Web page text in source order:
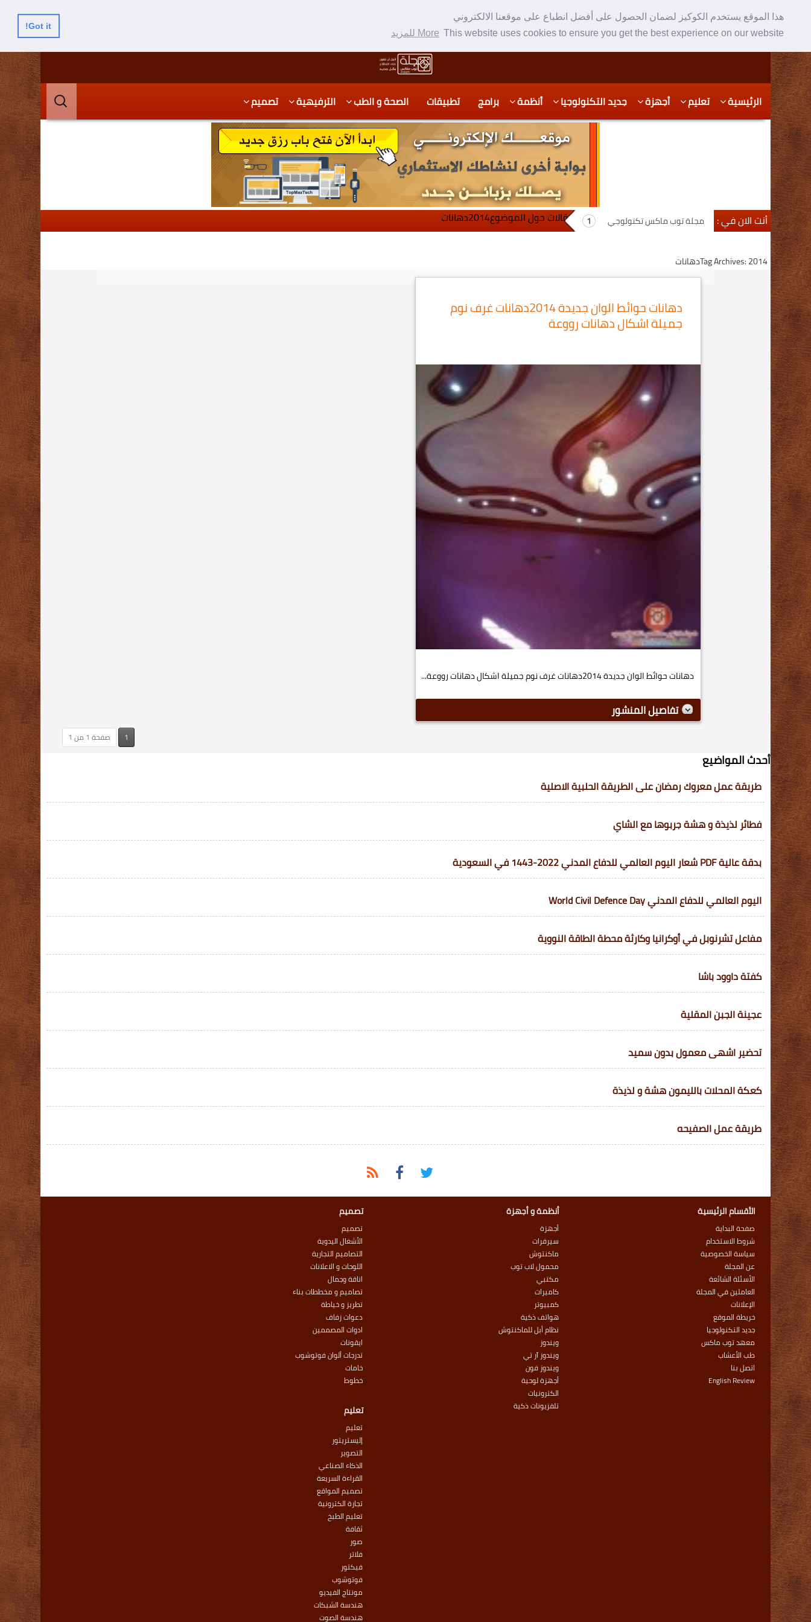
هذا الموقع يستخدم الكوكيز لضمان الحصول على أفضل انطباع على موقعنا الالكتروني
This website uses cookies to ensure you get the best experience on our website More للمزيد
Got it!
Skip
to
content
Skip
to
secondary
content
الرئيسية تعليم أجهزة جديد التكنولوجيا أنظمة برامج تطبيقات الصحة و الطب الترفيهية تصميم
البحث
عن:
أنت الان في : مجلة توب ماكس تكنولوجي مقالات حول الموضوع2014دهانات
Tag Archives: 2014دهانات
دهانات حوائط الوان جديدة 2014دهانات غرف نوم
جميلة اشكال دهانات رووعة
دهانات حوائط الوان جديدة 2014دهانات غرف نوم جميلة اشكال دهانات رووعة...
تفاصيل المنشور
صفحة 1 من 1 1
أحدث المواضيع
طريقة عمل معروك رمضان على الطريقة الحلبية الاصلية
فطائر لذيذة و هشة جربوها مع الشاي
بدقة عالية PDF شعار اليوم العالمي للدفاع المدني 2022-1443 في السعودية
اليوم العالمي للدفاع المدني World Civil Defence Day
مفاعل تشرنوبل في أوكرانيا وكارثة محطة الطاقة النووية
كفتة داوود باشا
عجينة الجبن المقلية
تحضير اشهى معمول بدون سميد
كعكة المحلات بالليمون هشة و لذيذة
طريقة عمل الصفيحه
الأقسام الرئيسية
صفحة البداية
شروط الاستخدام
سياسة الخصوصية
عن المجلة
الأسئلة الشائعة
العاملين في المجلة
الإعلانات
خريطة الموقع
جديد التكنولوجيا
معهد توب ماكس
طب الأعشاب
اتصل بنا
English Review
أنظمة و أجهزة
أجهزة
سيرفرات
ماكنتوش
محمول لاب توب
مكتبي
كاميرات
كمبيوتر
هواتف ذكية
نظام أبل للماكنتوش
ويندوز
ويندوز آر تي
ويندوز فون
أجهزة لوحية
الكترونيات
تلفزيونات ذكية
تصميم
تصميم
الأشغال اليدوية
التصاميم التجارية
اللوحات و الاعلانات
اناقة وجمال
تصاميم و مخططات بناء
تطريز و خياطة
دعوات زفاف
ادوات المصممين
ايقونات
تدرجات ألوان فوتوشوب
خامات
خطوط
تعليم
تعليم
إليستريتور
التصوير
الذكاء الصناعي
القراءة السريعة
تصميم المواقع
تجارة الكترونية
تعليم الطبخ
ثقافة
صور
فلاتر
فيكتور
فوتوشوب
مونتاج الفيديو
هندسة الشبكات
هندسة الصوت